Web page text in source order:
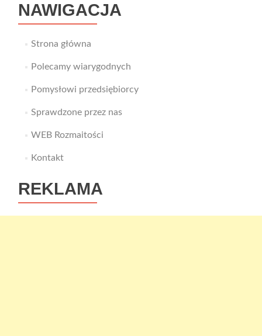
NAWIGACJA
Strona główna
Polecamy wiarygodnych
Pomysłowi przedsiębiorcy
Sprawdzone przez nas
WEB Rozmaitości
Kontakt
REKLAMA